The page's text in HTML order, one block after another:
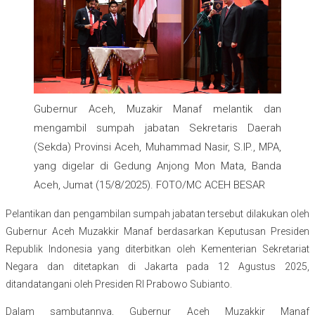
Gubernur Aceh, Muzakir Manaf melantik dan
mengambil sumpah jabatan Sekretaris Daerah
(Sekda) Provinsi Aceh, Muhammad Nasir, S.IP., MPA,
yang digelar di Gedung Anjong Mon Mata, Banda
Aceh, Jumat (15/8/2025). FOTO/MC ACEH BESAR
Pelantikan dan pengambilan sumpah jabatan tersebut dilakukan oleh
Gubernur Aceh Muzakkir Manaf berdasarkan Keputusan Presiden
Republik Indonesia yang diterbitkan oleh Kementerian Sekretariat
Negara dan ditetapkan di Jakarta pada 12 Agustus 2025,
ditandatangani oleh Presiden RI Prabowo Subianto.
Dalam sambutannya, Gubernur Aceh Muzakkir Manaf